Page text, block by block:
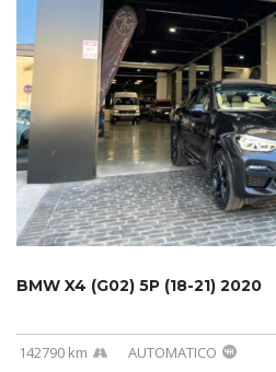
BMW X4 (G02) 5P (18-21) 2020
142790 km AUTOMATICO